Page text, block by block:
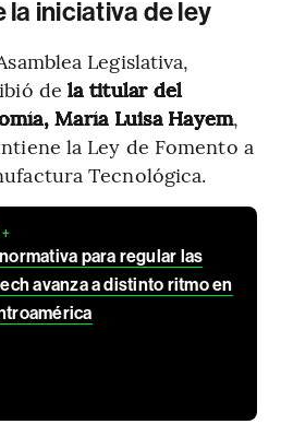
iniciativa de ley
Legislativa,
dela titular del
María Luisa Hayem,
la Ley de Fomento a
Tecnológica.
para regular las
avanza a distinto ritmo en